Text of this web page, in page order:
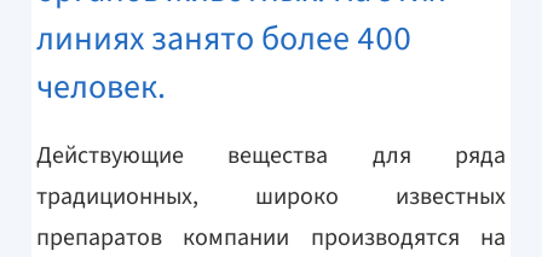
линиях занято более 400
человек.
Действующие вещества для ряда
традиционных, широко известных
препаратов компании производятся на